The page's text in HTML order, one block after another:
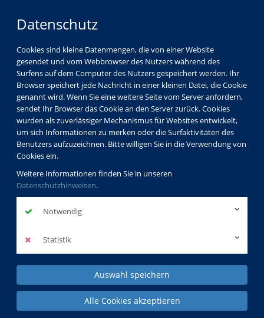
Datenschutz
Cookies sind kleine Datenmengen, die von einer Website
gesendet und vom Webbrowser des Nutzers während des
Surfens auf dem Computer des Nutzers gespeichert werden. Ihr
Browser speichert jede Nachricht in einer kleinen Datei, die Cookie
genannt wird. Wenn Sie eine weitere Seite vom Server anfordern,
sendet Ihr Browser das Cookie an den Server zurück. Cookies
wurden als zuverlässiger Mechanismus für Websites entwickelt,
um sich Informationen zu merken oder die Surfaktivitäten des
Benutzers aufzuzeichnen. Bitte willigen Sie in die Verwendung von
Cookies ein.
Weitere Informationen finden Sie in unseren
Datenschutzhinweisen.
Notwendig
Statistik
Auswahl speichern
Alle Cookies akzeptieren
Programm
Beruf & EDV
Abschlussbezogene Lehrgänge
Abschlussbezogene
Lehrgänge
Qualifikation von Sprachförderkräften(1 Kurs)
Kaufmännische Praxis: Xpert Business